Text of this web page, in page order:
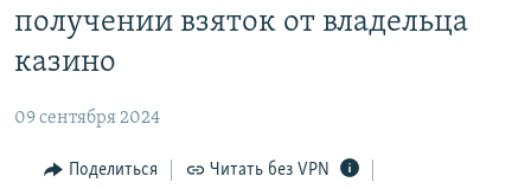
основному
содержанию
навигации
КУЛЬТУРА
IDEL.РЕАЛИИ
получении взяток от владельца
казино
09 сентября 2024
Поделиться Читать без VPN